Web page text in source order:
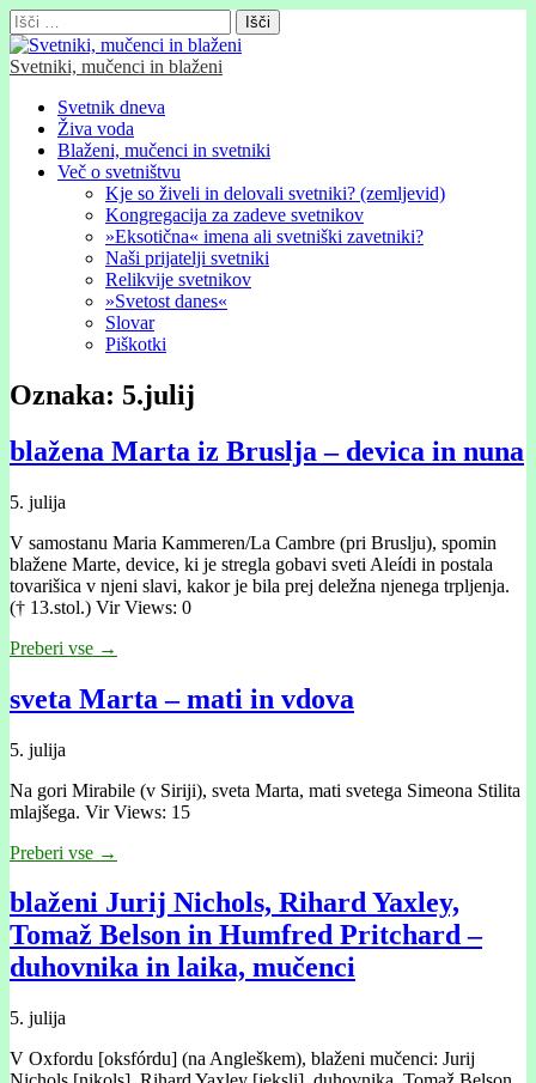
Išči:
Svetniki, mučenci in blaženi
Glavni
meni
Skip
content
Svetnik dneva
Živa voda
Blaženi, mučenci in svetniki
Več o svetništvu
Kje so živeli in delovali svetniki? (zemljevid)
Kongregacija za zadeve svetnikov
»Eksotična« imena ali svetniški zavetniki?
Naši prijatelji svetniki
Relikvije svetnikov
»Svetost danes«
Slovar
Piškotki
Oznaka: 5.julij
blažena Marta iz Bruslja – devica in nuna
5. julija
V samostanu Maria Kammeren/La Cambre (pri Bruslju), spomin
blažene Marte, device, ki je stregla gobavi sveti Aleídi in postala
tovarišica v njeni slavi, kakor je bila prej deležna njenega trpljenja.
(† 13.stol.) Vir Views: 0
Preberi vse →
sveta Marta – mati in vdova
5. julija
Na gori Mirabile (v Siriji), sveta Marta, mati svetega Simeona Stilita
mlajšega. Vir Views: 15
Preberi vse →
blaženi Jurij Nichols, Rihard Yaxley,
Tomaž Belson in Humfred Pritchard –
duhovnika in laika, mučenci
5. julija
V Oxfordu [oksfórdu] (na Angleškem), blaženi mučenci: Jurij